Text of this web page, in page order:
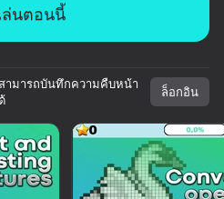
งโหลด
ล่นตอนนี้
ามารถบันทึกความคืบหน้า
ล็อกอิน